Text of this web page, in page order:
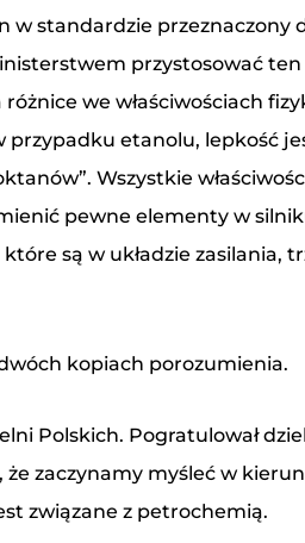
standardzie przeznaczony
przystosować
we właściwościach
etanolu, lepkość
Wszystkie
pewne elementy w
są w układzie zasilania,
kopiach porozumienia.
Polskich. Pogratulował
że zaczynamy myśleć w
związane z petrochemią.